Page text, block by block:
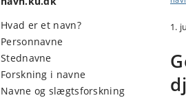
Hvad er et navn?
Personnavne
Stednavne
Forskning i navne
Navne og slægtsforskning
1.